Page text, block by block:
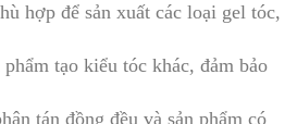
hợp để sản xuất các loại gel tóc,
phẩm tạo kiểu tóc khác, đảm bảo
tán đồng đều và sản phẩm có